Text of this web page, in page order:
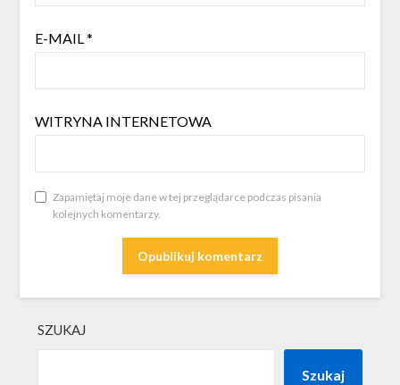
E-MAIL*
WITRYNA INTERNETOWA
Zapamiętaj moje dane w tej przeglądarce podczas pisania
kolejnych komentarzy.
SZUKAJ
Szukaj